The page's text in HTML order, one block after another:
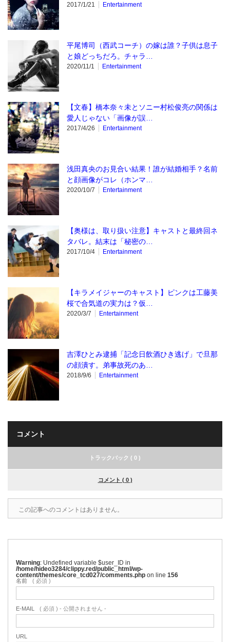
2017/1/21 Entertainment
平尾博司（西武コーチ）の嫁は誰？子供は息子
と娘どっちだろ。チャラ…
2020/11/1 Entertainment
【文春】橋本奈々未とソニー村松俊亮の関係は
愛人じゃない「画像が誤…
2017/4/26 Entertainment
浅田真央のお見合い結果！誰が結婚相手？名前
と顔画像がコレ（ホンマ…
2020/10/7 Entertainment
【奥様は、取り扱い注意】キャストと最終回ネ
タバレ。結末は「秘密の…
2017/10/4 Entertainment
【キラメイジャーのキャスト】ピンクは工藤美
桜で合気道の実力は？仮…
2020/3/7 Entertainment
吉澤ひとみ逮捕「記念日飲酒ひき逃げ」で旦那
の顔潰す。弟事故死のあ…
2018/9/6 Entertainment
コメント
トラックバック ( 0 )
コメント ( 0 )
この記事へのコメントはありません。
Warning : Undefined variable $user_ID in
/home/hideo3284/clippy.red/public_html/wp-
content/themes/core_tcd027/comments.php on line 156
名前 ( 必須 )
E-MAIL ( 必須 ) - 公開されません -
URL